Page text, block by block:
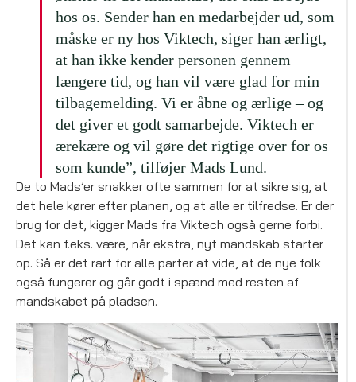
hos os. Sender han en medarbejder ud, som
måske er ny hos Viktech, siger han ærligt,
at han ikke kender personen gennem
længere tid, og han vil være glad for min
tilbagemelding. Vi er åbne og ærlige – og
det giver et godt samarbejde. Viktech er
ærekære og vil gøre det rigtige over for os
som kunde”, tilføjer Mads Lund.
De to Mads’er snakker ofte sammen for at sikre sig, at
det hele kører efter planen, og at alle er tilfredse. Er der
brug for det, kigger Mads fra Viktech også gerne forbi.
Det kan f.eks. være, når ekstra, nyt mandskab starter
op. Så er det rart for alle parter at vide, at de nye folk
også fungerer og går godt i spænd med resten af
mandskabet på pladsen.